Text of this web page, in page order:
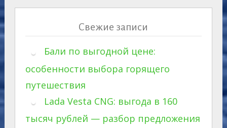
Свежие записи
Бали по выгодной цене:
особенности выбора горящего
путешествия
Lada Vesta CNG: выгода в 160
тысяч рублей — разбор предложения